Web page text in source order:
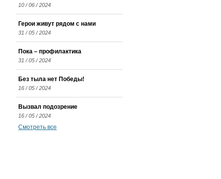
10 / 06 / 2024
Герои живут рядом с нами
31 / 05 / 2024
Пока – профилактика
31 / 05 / 2024
Без тыла нет Победы!
16 / 05 / 2024
Вызвал подозрение
16 / 05 / 2024
Смотреть все